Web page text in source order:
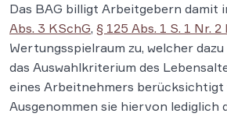
Das BAG billigt Arbeitgebern damit
Abs. 3 KSchG, § 125 Abs. 1 S. 1 Nr. 2
Wertungsspielraum zu, welcher
das Auswahlkriterium des
eines Arbeitnehmers berücksichtigt
Ausgenommen sie hiervon